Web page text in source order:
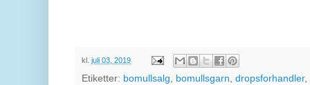
kl. juli 03, 2019
Etiketter: bomullsalg, bomullsgarn, dropsforhandler,